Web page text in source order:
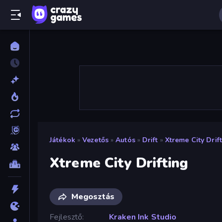
Játékok » Vezetős » Autós » Drift » Xtreme City
Xtreme City Drifting
Megosztás
Fejlesztő
Kraken Ink Studio